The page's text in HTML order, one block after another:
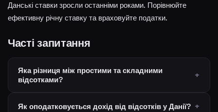
Данські ставки зросли останніми роками. Порівнюйте
ефективну річну ставку та враховуйте податки.
Часті запитання
Яка різниця між простими та складними
відсотками?
Як оподатковується дохід від відсотків у Данії?